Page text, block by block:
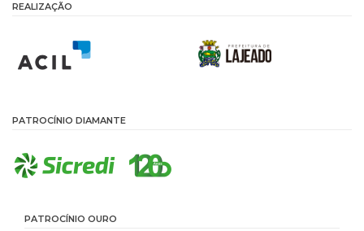
REALIZAÇÃO
PATROCÍNIO DIAMANTE
PATROCÍNIO OURO